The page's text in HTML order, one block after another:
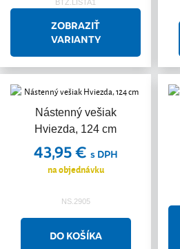
BTZ.LISTA1
ZOBRAZIŤ
VARIANTY
Nástenný vešiak
Hviezda, 124 cm
43,95 € s DPH
na objednávku
NS.2905